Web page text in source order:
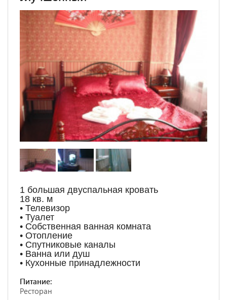
1 большая двуспальная кровать
18 кв. м
• Телевизор
• Туалет
• Собственная ванная комната
• Отопление
• Спутниковые каналы
• Ванна или душ
• Кухонные принадлежности
Питание:
Ресторан